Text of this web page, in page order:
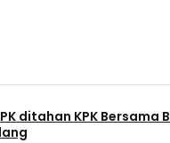
ditahan KPK Bersama